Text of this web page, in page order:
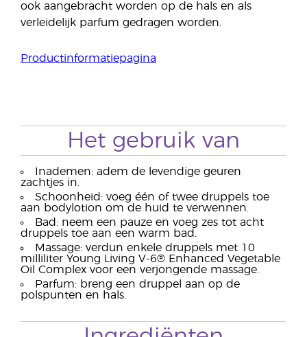
ook aangebracht worden op de hals en als
verleidelijk parfum gedragen worden.
Productinformatiepagina
Het gebruik van
Inademen: adem de levendige geuren
zachtjes in.
Schoonheid: voeg één of twee druppels toe
aan bodylotion om de huid te verwennen.
Bad: neem een pauze en voeg zes tot acht
druppels toe aan een warm bad.
Massage: verdun enkele druppels met 10
milliliter Young Living V-6® Enhanced Vegetable
Oil Complex voor een verjongende massage.
Parfum: breng een druppel aan op de
polspunten en hals.